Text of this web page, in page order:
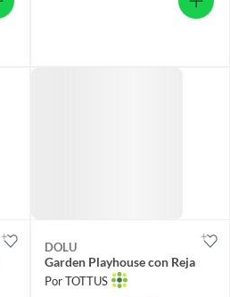
DOLU
Garden Playhouse con Reja
Por TOTTUS